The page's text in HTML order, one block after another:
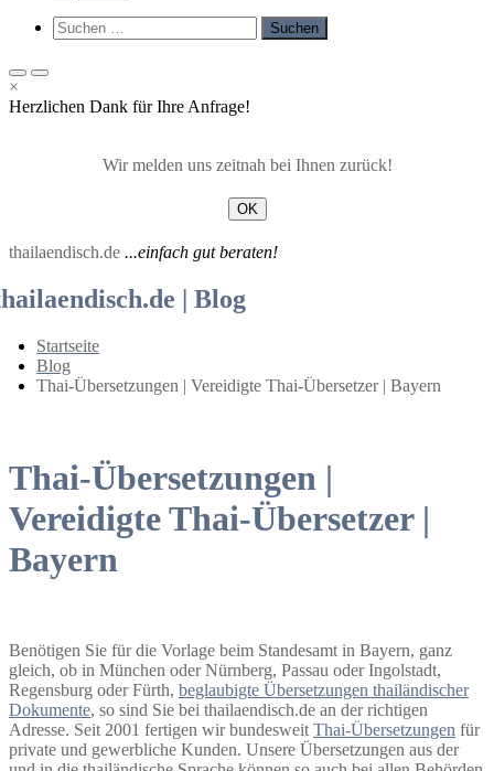
Such-
Formular
Suchen
nach:
Primäres
Menü
für
Primäres
Menü
für
×
Herzlichen Dank für Ihre Anfrage!
Wir melden uns zeitnah bei Ihnen zurück!
OK
thailaendisch.de ...einfach gut beraten!
| Blog
Startseite
Blog
Thai-Übersetzungen | Vereidigte Thai-Übersetzer | Bayern
Thai-Übersetzungen |
Vereidigte Thai-Übersetzer |
Bayern
Benötigen Sie für die Vorlage beim Standesamt in Bayern, ganz
gleich, ob in München oder Nürnberg, Passau oder Ingolstadt,
Regensburg oder Fürth, beglaubigte Übersetzungen thailändischer
Dokumente, so sind Sie bei thailaendisch.de an der richtigen
Adresse. Seit 2001 fertigen wir bundesweit Thai-Übersetzungen für
private und gewerbliche Kunden. Unsere Übersetzungen aus der